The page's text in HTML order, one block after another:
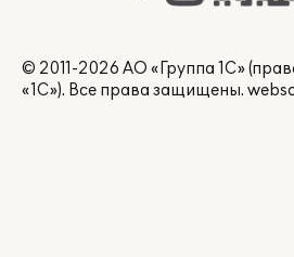
© 2011-2026 АО «Группа 1С»
«1С»). Все права защищены.